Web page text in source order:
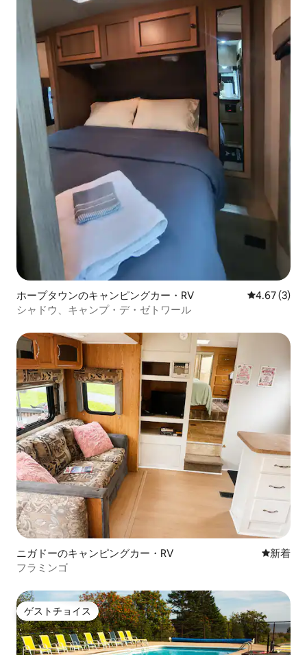
ホープタウンのキャンピングカー・RV レビュー3
4.67 (3)
シャドウ、キャンプ・デ・ゼトワール
ニガドーのキャンピングカー・RV 新しい宿
新着
フラミンゴ
ゲストチョイス
ゲストチョイス